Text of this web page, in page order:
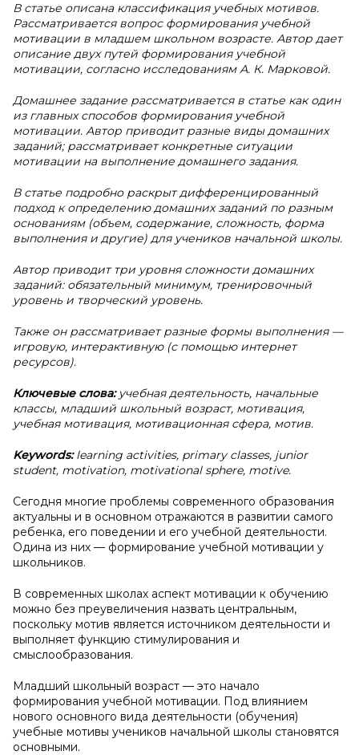
В статье описана классификация учебных мотивов.
Рассматривается вопрос формирования учебной
мотивации в младшем школьном возрасте. Автор дает
описание двух путей формирования учебной
мотивации, согласно исследованиям А. К. Марковой.
Домашнее задание рассматривается в статье как один
из главных способов формирования учебной
мотивации. Автор приводит разные виды домашних
заданий; рассматривает конкретные ситуации
мотивации на выполнение домашнего задания.
В статье подробно раскрыт дифференцированный
подход к определению домашних заданий по разным
основаниям (объем, содержание, сложность, форма
выполнения и другие) для учеников начальной школы.
Автор приводит три уровня сложности домашних
заданий: обязательный минимум, тренировочный
уровень и творческий уровень.
Также он рассматривает разные формы выполнения —
игровую, интерактивную (с помощью интернет
ресурсов).
Ключевые слова: учебная деятельность, начальные
классы, младший школьный возраст, мотивация,
учебная мотивация, мотивационная сфера, мотив.
Keywords:learning activities, primary classes, junior
student, motivation, motivational sphere, motive.
Сегодня многие проблемы современного образования
актуальны и в основном отражаются в развитии самого
ребенка, его поведении и его учебной деятельности.
Одина из них — формирование учебной мотивации у
школьников.
В современных школах аспект мотивации к обучению
можно без преувеличения назвать центральным,
поскольку мотив является источником деятельности и
выполняет функцию стимулирования и
смыслообразования.
Младший школьный возраст — это начало
формирования учебной мотивации. Под влиянием
нового основного вида деятельности (обучения)
учебные мотивы учеников начальной школы становятся
основными.